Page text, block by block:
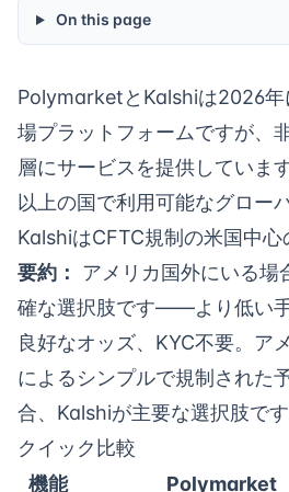
On this page
PolymarketとKalshiは2026年
場プラットフォームですが、
層にサービスを提供していま
以上の国で利用可能なグロー
KalshiはCFTC規制の米国中心
要約：
アメリカ国外にいる
確な選択肢です——より低い手
良好なオッズ、KYC不要。ア
によるシンプルで規制された
合、Kalshiが主要な選択肢です
クイック比較
機能
Polymarket